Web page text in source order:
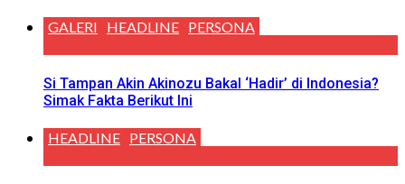
GALERI HEADLINE PERSONA
Si Tampan Akin Akinozu Bakal ‘Hadir’ di Indonesia?
Simak Fakta Berikut Ini
HEADLINE PERSONA